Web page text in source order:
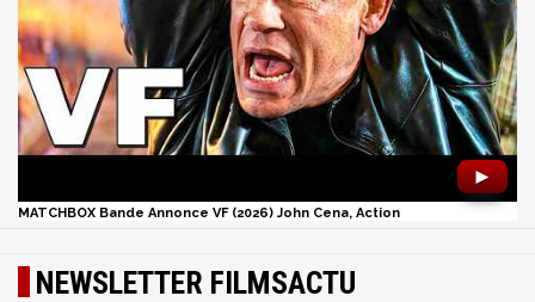
►
MATCHBOX Bande Annonce VF (2026) John Cena, Action
NEWSLETTER FILMSACTU